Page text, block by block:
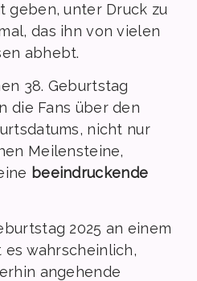
geben, unter Druck zu
das ihn von vielen
abhebt.
38. Geburtstag
die Fans über den
nicht nur
Meilensteine,
beeindruckende
2025 an einem
wahrscheinlich,
angehende